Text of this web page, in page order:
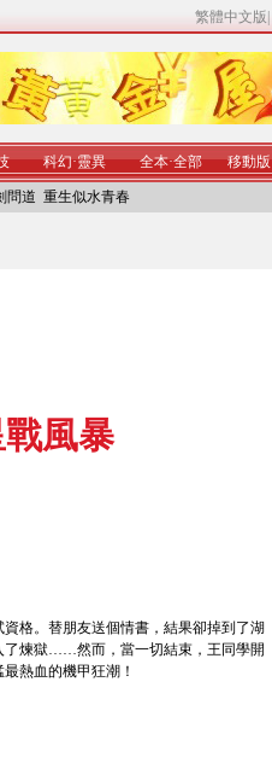
繁體中文版
科幻·靈異 全本·全部 移動版
問道 重生似水青春
風暴
格。替朋友送個情書，結果卻掉到了湖
了煉獄……然而，當一切結束，王同學開
熱血的機甲狂潮！